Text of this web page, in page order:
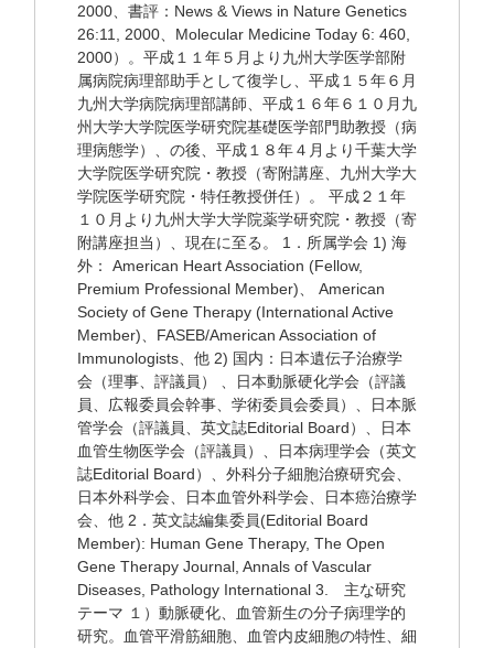
2000、書評：News & Views in Nature Genetics
26:11, 2000、Molecular Medicine Today 6: 460,
2000）。平成１１年５月より九州大学医学部附
属病院病理部助手として復学し、平成１５年６月
九州大学病院病理部講師、平成１６年６１０月九
州大学大学院医学研究院基礎医学部門助教授（病
理病態学）、の後、平成１８年４月より千葉大学
大学院医学研究院・教授（寄附講座、九州大学大
学院医学研究院・特任教授併任）。 平成２１年
１０月より九州大学大学院薬学研究院・教授（寄
附講座担当）、現在に至る。 1．所属学会 1) 海
外： American Heart Association (Fellow,
Premium Professional Member)、 American
Society of Gene Therapy (International Active
Member)、FASEB/American Association of
Immunologists、他 2) 国内：日本遺伝子治療学
会（理事、評議員） 、日本動脈硬化学会（評議
員、広報委員会幹事、学術委員会委員）、日本脈
管学会（評議員、英文誌Editorial Board）、日本
血管生物医学会（評議員）、日本病理学会（英文
誌Editorial Board）、外科分子細胞治療研究会、
日本外科学会、日本血管外科学会、日本癌治療学
会、他 2．英文誌編集委員(Editorial Board
Member): Human Gene Therapy, The Open
Gene Therapy Journal, Annals of Vascular
Diseases, Pathology International 3. 主な研究
テーマ １）動脈硬化、血管新生の分子病理学的
研究。血管平滑筋細胞、血管内皮細胞の特性、細